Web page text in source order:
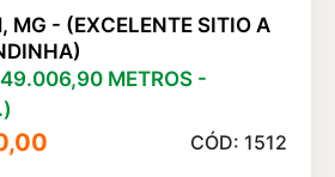
MG - (EXCELENTE SITIO A
METROS -
CÓD: 1512